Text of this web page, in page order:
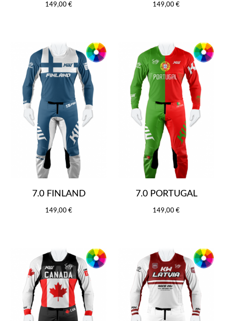
149,00 € 149,00 €
7.0 FINLAND
149,00 €
7.0 PORTUGAL
149,00 €